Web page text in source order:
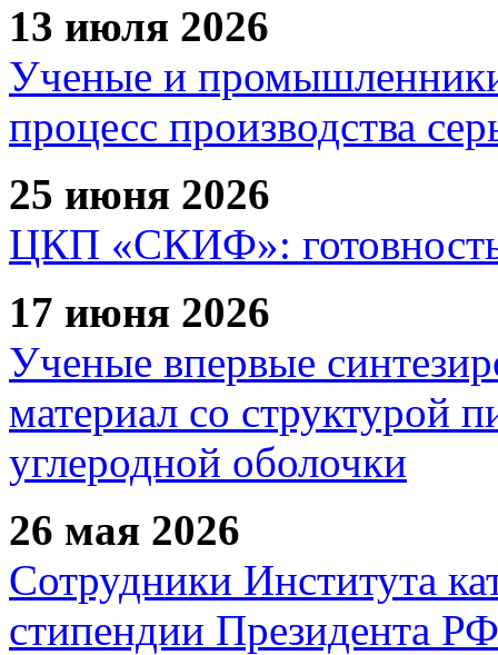
13 июля 2026
Ученые и
процесс производства
25 июня 2026
ЦКП «СКИФ»: готовность
17 июня 2026
Ученые впервые
материал со структурой
углеродной оболочки
26 мая 2026
Сотрудники Института
стипендии Президента РФ